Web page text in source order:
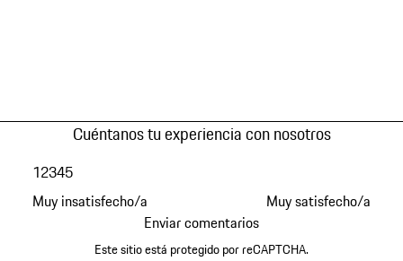
Cuéntanos tu experiencia con nosotros
Muy insatisfecho/a
12345
Muy satisfecho/a
Enviar comentarios
Este sitio está protegido por reCAPTCHA.